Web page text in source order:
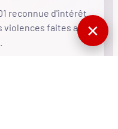
reconnue d'intérêt
faites aux ✕